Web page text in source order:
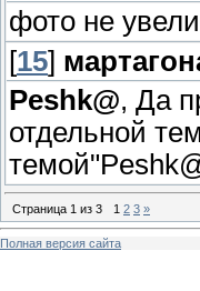
фото не
[15]
Peshk@, Да
отдельной
Страница 1 из 3 1 2 3 »
Полная версия сайта